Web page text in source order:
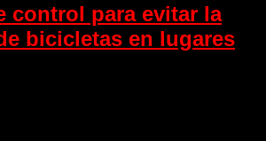
control para evitar la
bicicletas en lugares